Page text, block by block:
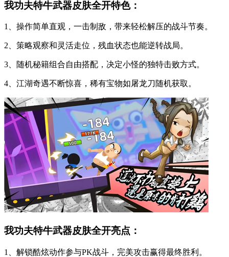
我功夫特牛武器皮肤全开特色：
1、操作简单直观，一击制敌，带来轻松解压的战斗节奏。
2、策略观察和灵活走位，残血状态也能逆转战局。
3、随机秘籍组合自由搭配，决定小怪的独特击败方式。
4、江湖奇遇不断惊喜，稀有宝物如屠龙刀随机获取。
我功夫特牛武器皮肤全开亮点：
1、解锁酷炫动作参与PK战斗，完美攻击赢得最终胜利。